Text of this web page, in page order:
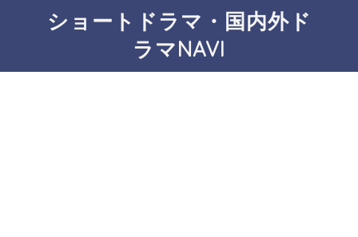
ショートドラマ・国内外ド
ラマNAVI